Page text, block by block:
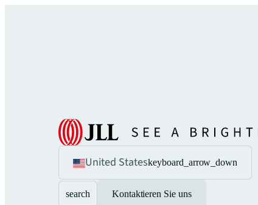
United Stateskeyboard_arrow_down
search Kontaktieren Sie uns